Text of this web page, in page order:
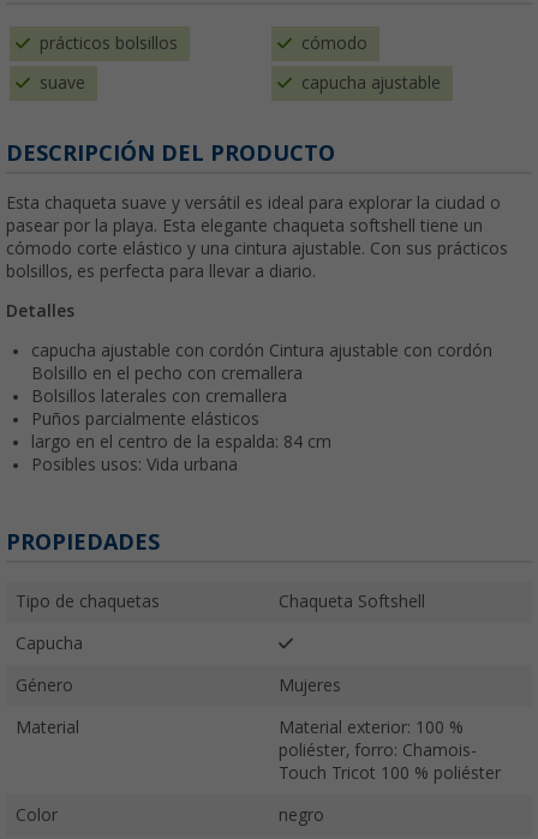
prácticos bolsillos cómodo
suave capucha ajustable
DESCRIPCIÓN DEL PRODUCTO
Esta chaqueta suave y versátil es ideal para explorar la ciudad o
pasear por la playa. Esta elegante chaqueta softshell tiene un
cómodo corte elástico y una cintura ajustable. Con sus prácticos
bolsillos, es perfecta para llevar a diario.
Detalles
capucha ajustable con cordón Cintura ajustable con cordón
Bolsillo en el pecho con cremallera
Bolsillos laterales con cremallera
Puños parcialmente elásticos
largo en el centro de la espalda: 84 cm
Posibles usos: Vida urbana
PROPIEDADES
Tipo de chaquetas Chaqueta Softshell
Capucha
Género Mujeres
Material
Material exterior: 100 %
poliéster, forro: Chamois-
Touch Tricot 100 % poliéster
Color negro